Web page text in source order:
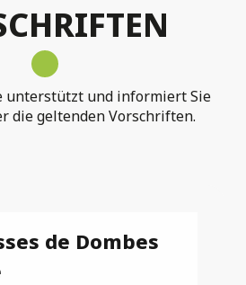
unterstützt und informiert Sie
die geltenden Vorschriften.
de Dombes